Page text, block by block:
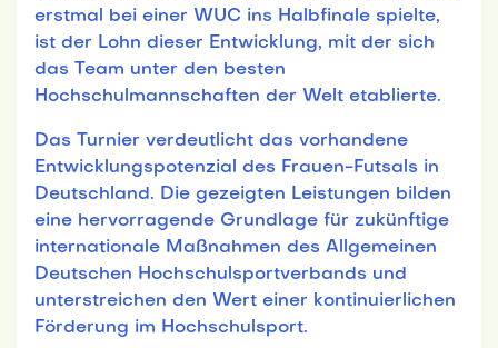
erstmal bei einer WUC ins Halbfinale spielte,
ist der Lohn dieser Entwicklung, mit der sich
das Team unter den besten
Hochschulmannschaften der Welt etablierte.
Das Turnier verdeutlicht das vorhandene
Entwicklungspotenzial des Frauen-Futsals in
Deutschland. Die gezeigten Leistungen bilden
eine hervorragende Grundlage für zukünftige
internationale Maßnahmen des Allgemeinen
Deutschen Hochschulsportverbands und
unterstreichen den Wert einer kontinuierlichen
Förderung im Hochschulsport.